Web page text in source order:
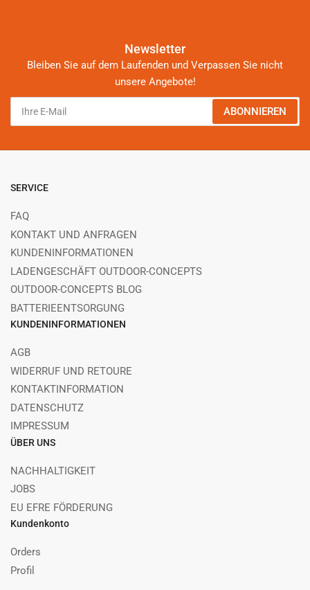
Newsletter
Bleiben Sie auf dem Laufenden und Verpassen Sie nicht
unsere Angebote!
Ihre
Mail
ABONNIEREN
SERVICE
FAQ
KONTAKT UND ANFRAGEN
KUNDENINFORMATIONEN
LADENGESCHÄFT OUTDOOR-CONCEPTS
OUTDOOR-CONCEPTS BLOG
BATTERIEENTSORGUNG
KUNDENINFORMATIONEN
AGB
WIDERRUF UND RETOURE
KONTAKTINFORMATION
DATENSCHUTZ
IMPRESSUM
ÜBER UNS
NACHHALTIGKEIT
JOBS
EU EFRE FÖRDERUNG
Kundenkonto
Orders
Profil